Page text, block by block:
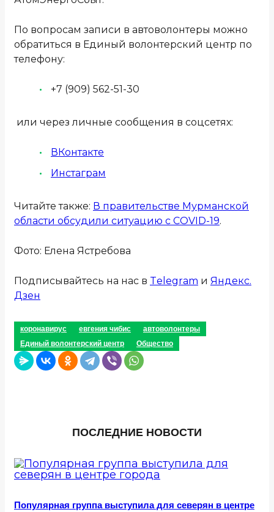
По вопросам записи в автоволонтеры можно
обратиться в Единый волонтерский центр по
телефону:
+7 (909) 562-51-30
или через личные сообщения в соцсетях:
ВКонтакте
Инстаграм
Читайте также: В правительстве Мурманской
области обсудили ситуацию с COVID-19.
Фото: Елена Ястребова
Подписывайтесь на нас в Telegram и Яндекс.
Дзен
коронавирус евгения чибис
автоволонтеры
Единый волонтерский центр
Общество
ПОСЛЕДНИЕ НОВОСТИ
Популярная группа выступила для северян в центре